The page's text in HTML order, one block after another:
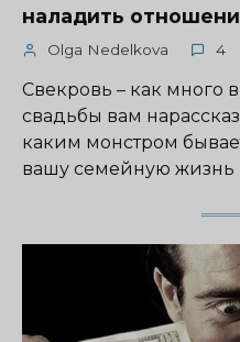
наладить
Olga Nedelkova 4
Свекровь – как много
свадьбы вам
каким монстром
вашу семейную жизнь